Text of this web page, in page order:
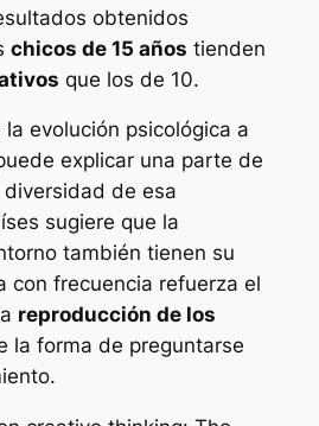
obtenidos
chicos de 15 años tienden
que los de 10.
evolución psicológica a
explicar una parte de
de esa
sugiere que la
también tienen su
con frecuencia refuerza el
reproducción de los
la forma de preguntarse